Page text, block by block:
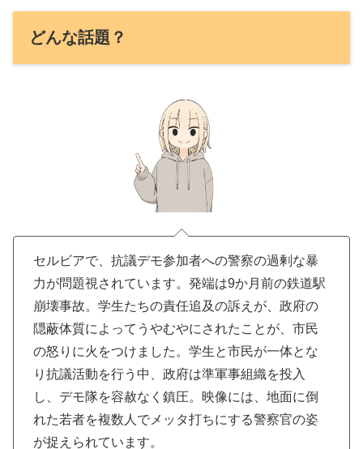
どんな話題？
セルビアで、抗議デモ参加者への警察の過剰な暴
力が問題視されています。発端は9か月前の鉄道駅
崩壊事故。学生たちの責任追及の訴えが、政府の
隠蔽体質によってうやむやにされたことが、市民
の怒りに火をつけました。学生と市民が一体とな
り抗議活動を行う中、政府は準軍事組織を投入
し、デモ隊を容赦なく鎮圧。映像には、地面に倒
れた若者を複数人でメッタ打ちにする警察官の姿
が捉えられています。